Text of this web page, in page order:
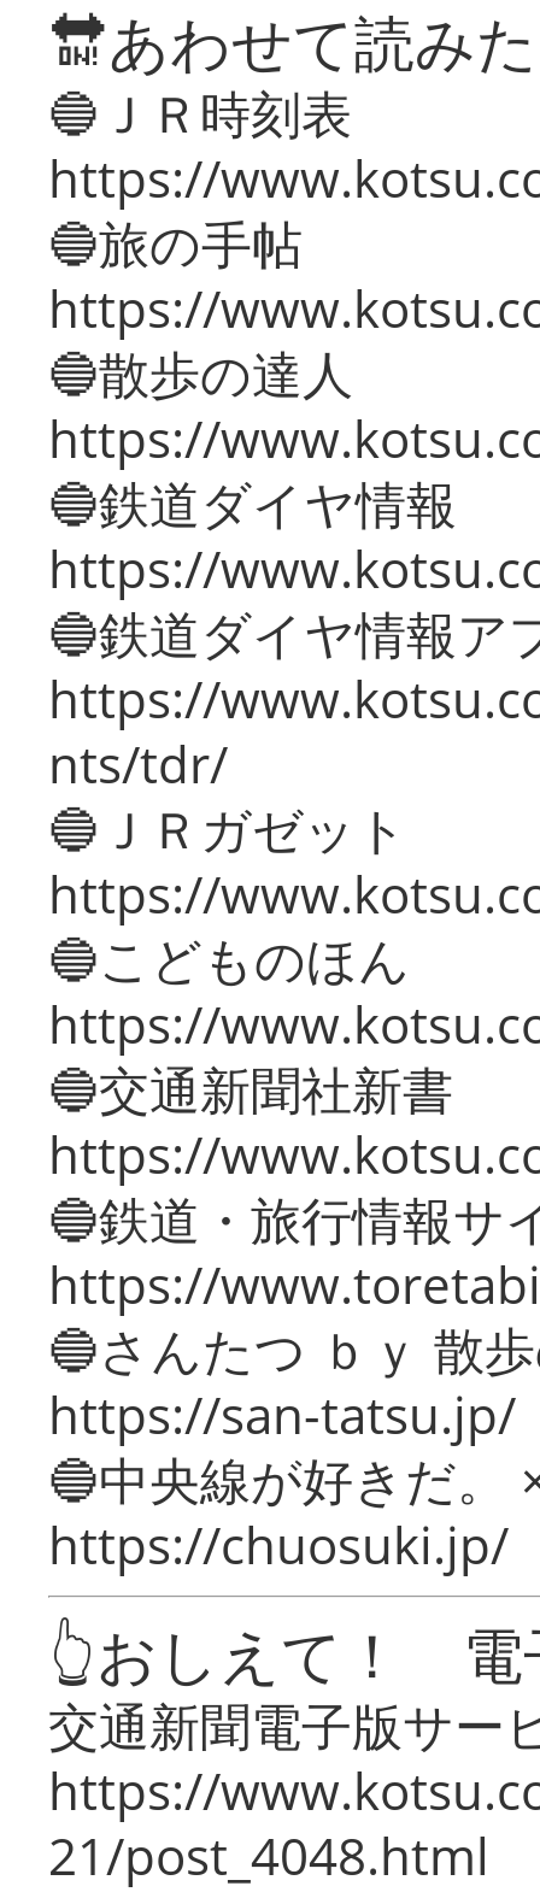
🔛あわせて読み
🔵ＪＲ時刻表
https://
🔵旅の手帖
https://
🔵散歩の達人
https://
🔵鉄道ダイヤ情報
https://
🔵鉄道ダイヤ情報ア
https://
nts/tdr/
🔵ＪＲガゼット
https://
🔵こどものほん
https://
🔵交通新聞社新書
https://
🔵鉄道・旅行情報サ
https://
🔵さんたつ ｂｙ 散
https://san-tatsu.jp/
🔵中央線が好きだ。
https://chuosuki.jp/
👆おしえて！ 電
交通新聞電子版サー
https://
21/post_4048.html